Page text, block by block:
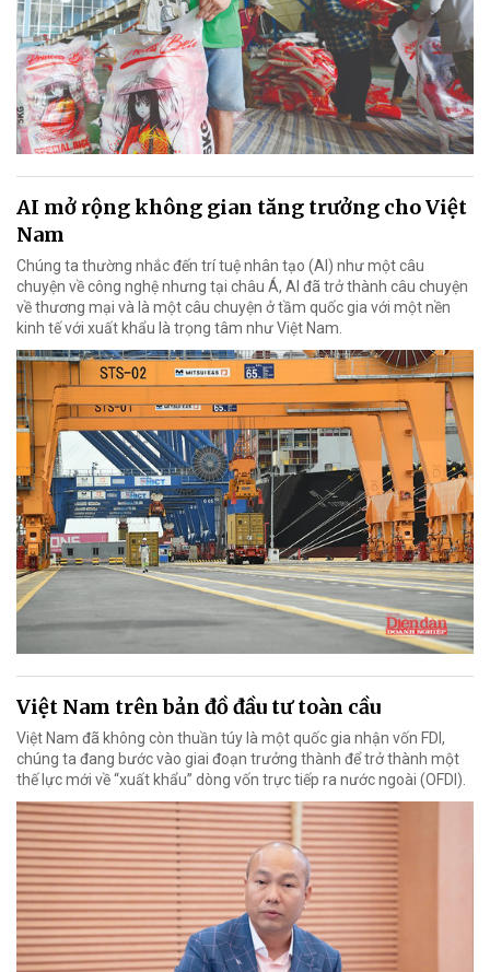
AI mở rộng không gian tăng trưởng cho Việt
Nam
Chúng ta thường nhắc đến trí tuệ nhân tạo (AI) như một câu
chuyện về công nghệ nhưng tại châu Á, AI đã trở thành câu chuyện
về thương mại và là một câu chuyện ở tầm quốc gia với một nền
kinh tế với xuất khẩu là trọng tâm như Việt Nam.
Việt Nam trên bản đồ đầu tư toàn cầu
Việt Nam đã không còn thuần túy là một quốc gia nhận vốn FDI,
chúng ta đang bước vào giai đoạn trưởng thành để trở thành một
thế lực mới về “xuất khẩu” dòng vốn trực tiếp ra nước ngoài (OFDI).